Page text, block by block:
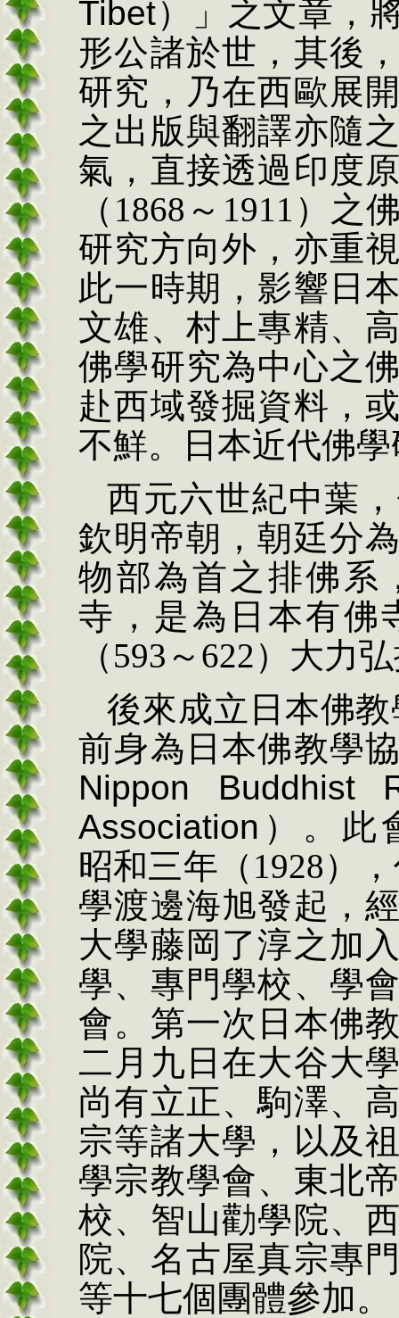
Tibet）」之文章，
形公諸於世，其後
研究，乃在西歐展
之出版與翻譯亦隨
氣，直接透過印度
（ 1868 ～ 1911 ）之
研究方向外，亦重
此一時期，影響日
文雄、村上專精、
佛學研究為中心之
赴西域發掘資料，
不鮮。日本近代佛
西元六世紀中葉
欽明帝朝，朝廷分
物部為首之排佛系
寺，是為日本有佛
（593 ～ 622）大力
後來成立日本佛
前身為日本佛教學
Nippon Buddhist
Association ）。此
昭和三年（ 1928）
學渡邊海旭發起，
大學藤岡了淳之加
學、專門學校、學
會。第一次日本佛
二月九日在大谷大
尚有立正、駒澤、
宗等諸大學，以及
學宗教學會、東北
校、智山勸學院、
院、名古屋真宗專
等十七個團體參加。